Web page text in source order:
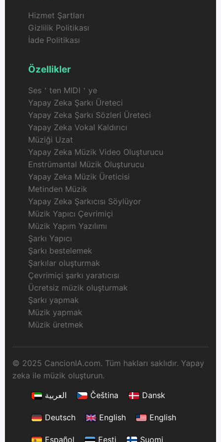
Hizmet Şartları
Gizlilik Politikası
İade Politikası
Özellikler
Ses＇ten MIDI＇ye
Yapay Zeka Şarkı Üreteci
Yapay Zeka Şarkı Sözleri Üreteci
Yapay Zeka Vokal Kaldırıcı
Müziği Uzat
Yapay Zeka Müzik Video Oluşturucu
Enstrümantal Müzik Oluşturucu
Yapay Zeka Müzik Üreticisi
Metinden Müzik
Yapay Zeka Şarkıcısı Söylüyor
Müzik Yapıcı Çevrimiçi
Müzik Yapım Yazılımı
Şarkı Yapıcı
Şarkı bestelemek
Şarkılar oluşturmak
Çevrimiçi şarkı yaratıcısı
Ücretsiz müzik oluşturmak
Şarkı yapmak
Müzik yapmak
Müzik üretmek
© 2025 CancionIA.com. Tüm hakları saklıdır. Yapay
zeka ile müzik oluşturun.
العربية
Čeština Dansk
Deutsch English English
Español Eesti Suomi